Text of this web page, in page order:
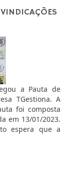
a Pauta de
TGestiona. A
foi composta
em 13/01/2023.
espera que a